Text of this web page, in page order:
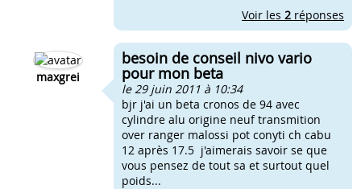
Voir les 2 réponses
maxgrei
besoin de conseil nivo vario
pour mon beta
le 29 juin 2011 à 10:34
bjr j'ai un beta cronos de 94 avec
cylindre alu origine neuf transmition
over ranger malossi pot conyti ch cabu
12 après 17.5 j'aimerais savoir se que
vous pensez de tout sa et surtout quel
poids...